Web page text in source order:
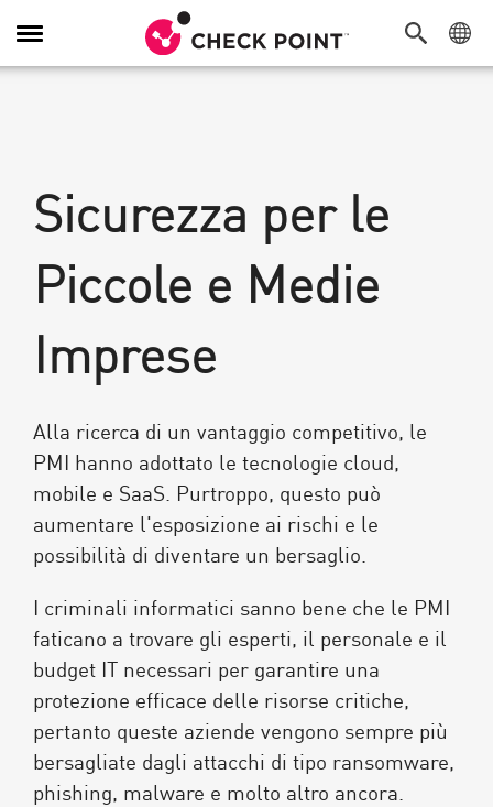
Attiva/Disattiva
navigazione
Sicurezza per le
Piccole e Medie
Imprese
Alla ricerca di un vantaggio competitivo, le
PMI hanno adottato le tecnologie cloud,
mobile e SaaS. Purtroppo, questo può
aumentare l'esposizione ai rischi e le
possibilità di diventare un bersaglio.
I criminali informatici sanno bene che le PMI
faticano a trovare gli esperti, il personale e il
budget IT necessari per garantire una
protezione efficace delle risorse critiche,
pertanto queste aziende vengono sempre più
bersagliate dagli attacchi di tipo ransomware,
phishing, malware e molto altro ancora.